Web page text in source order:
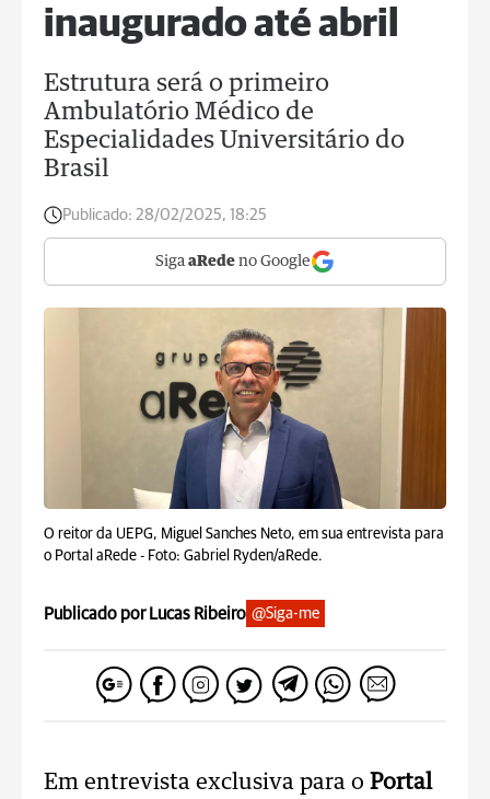
inaugurado até abril
Estrutura será o primeiro
Ambulatório Médico de
Especialidades Universitário do
Brasil
Publicado: 28/02/2025, 18:25
Siga aRede no Google
O reitor da UEPG, Miguel Sanches Neto, em sua entrevista para
o Portal aRede - Foto: Gabriel Ryden/aRede.
Publicado por Lucas Ribeiro @Siga-me
Em entrevista exclusiva para o Portal